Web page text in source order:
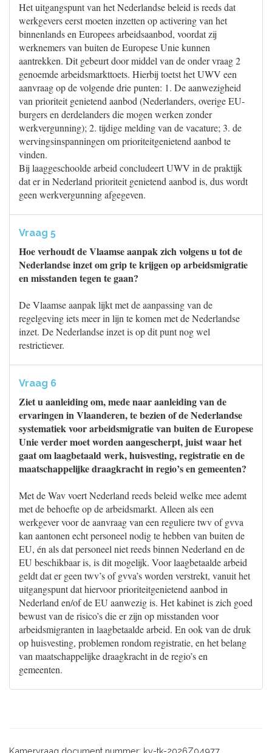
Het uitgangspunt van het Nederlandse beleid is reeds dat
werkgevers eerst moeten inzetten op activering van het
binnenlands en Europees arbeidsaanbod, voordat zij
werknemers van buiten de Europese Unie kunnen
aantrekken. Dit gebeurt door middel van de onder vraag 2
genoemde arbeidsmarkttoets. Hierbij toetst het UWV een
aanvraag op de volgende drie punten: 1. De aanwezigheid
van prioriteit genietend aanbod (Nederlanders, overige EU-
burgers en derdelanders die mogen werken zonder
werkvergunning); 2. tijdige melding van de vacature; 3. de
wervingsinspanningen om prioriteitgenietend aanbod te
vinden.
Bij laaggeschoolde arbeid concludeert UWV in de praktijk
dat er in Nederland prioriteit genietend aanbod is, dus wordt
geen werkvergunning afgegeven.
Vraag 5
Hoe verhoudt de Vlaamse aanpak zich volgens u tot de
Nederlandse inzet om grip te krijgen op arbeidsmigratie
en misstanden tegen te gaan?
De Vlaamse aanpak lijkt met de aanpassing van de
regelgeving iets meer in lijn te komen met de Nederlandse
inzet. De Nederlandse inzet is op dit punt nog wel
restrictiever.
Vraag 6
Ziet u aanleiding om, mede naar aanleiding van de
ervaringen in Vlaanderen, te bezien of de Nederlandse
systematiek voor arbeidsmigratie van buiten de Europese
Unie verder moet worden aangescherpt, juist waar het
gaat om laagbetaald werk, huisvesting, registratie en de
maatschappelijke draagkracht in regio’s en gemeenten?
Met de Wav voert Nederland reeds beleid welke mee ademt
met de behoefte op de arbeidsmarkt. Alleen als een
werkgever voor de aanvraag van een reguliere twv of gvva
kan aantonen echt personeel nodig te hebben van buiten de
EU, én als dat personeel niet reeds binnen Nederland en de
EU beschikbaar is, is dit mogelijk. Voor laagbetaalde arbeid
geldt dat er geen twv’s of gvva’s worden verstrekt, vanuit het
uitgangspunt dat hiervoor prioriteitgenietend aanbod in
Nederland en/of de EU aanwezig is. Het kabinet is zich goed
bewust van de risico’s die er zijn op misstanden voor
arbeidsmigranten in laagbetaalde arbeid. En ook van de druk
op huisvesting, problemen rondom registratie, en het belang
van maatschappelijke draagkracht in de regio’s en
gemeenten.
Kamervraag document nummer: kv-tk-2026Z04977